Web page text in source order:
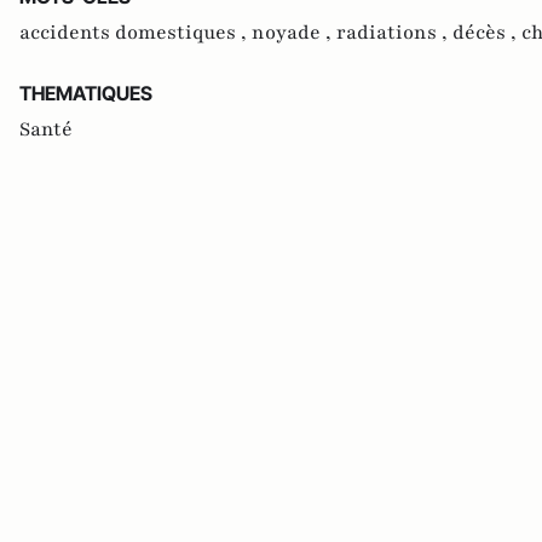
accidents domestiques , noyade , radiations , décès ,
THEMATIQUES
Santé